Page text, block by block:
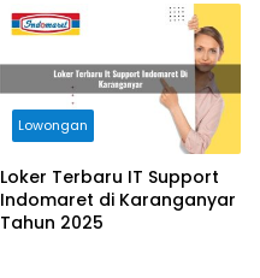
Lowongan
Loker Terbaru IT Support
Indomaret di Karanganyar
Tahun 2025